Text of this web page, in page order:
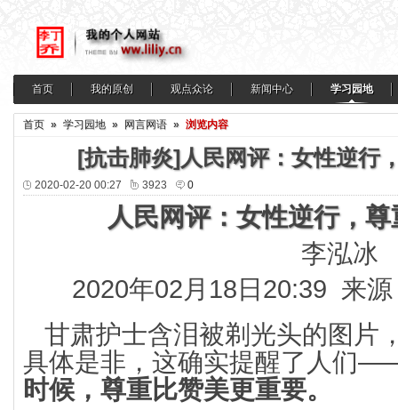
首页 我的原创 观点众论 新闻中心 学习园地
首页 » 学习园地 » 网言网语 » 浏览内容
[抗击肺炎]人民网评：女性逆行
2020-02-20 00:27 3923 0
人民网评：女性逆行，
李泓冰
2020年02月18日20:39 来
甘肃护士含泪被剃光头的图片
具体是非，这确实提醒了人们
时候，尊重比赞美更重要。